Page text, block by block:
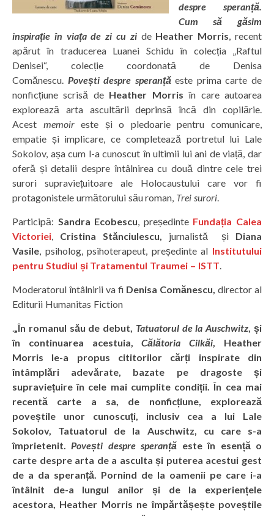
despre speranță.
Cum să găsim
inspirație în viața de zi cu zide Heather Morris, recent
apărut în traducerea Luanei Schidu în colecția „Raftul
Denisei“, colecție coordonată de Denisa
Comănescu. Povești despre speranțăeste prima carte de
nonficțiune scrisă deHeather Morris în care autoarea
explorează arta ascultării deprinsă încă din copilărie.
Acest memoireste și o pledoarie pentru comunicare,
empatie și implicare, ce completează portretul lui Lale
Sokolov, așa cum l-a cunoscut în ultimii lui ani de viață, dar
oferă și detalii despre întâlnirea cu două dintre cele trei
surori supraviețuitoare ale Holocaustului care vor fi
protagonistele următorului său roman, Trei surori.
Participă: Sandra Ecobescu, președinte Fundația Calea
Victoriei, Cristina Stănciulescu, jurnalistă și Diana
Vasile, psiholog, psihoterapeut, președinte al Institutului
pentru Studiul și Tratamentul Traumei – ISTT.
Moderatorul întâlnirii va fi Denisa Comănescu,director al
Editurii Humanitas Fiction
.„În romanul său de debut, Tatuatorul de la Auschwitz, și
în continuarea acestuia,Călătoria Cilkăi, Heather
Morris le-a propus cititorilor cărți inspirate din
întâmplări adevărate, bazate pe dragoste și
supraviețuire în cele mai cumplite condiții. În cea mai
recentă carte a sa, de nonficțiune, explorează
poveștile unor cunoscuți, inclusiv cea a lui Lale
Sokolov, Tatuatorul de la Auschwitz, cu care s-a
împrietenit.Povești despre speranță este în esență o
carte despre arta de a asculta și puterea acestui gest
de a da speranță. Pornind de la oamenii pe care i-a
întâlnit de-a lungul anilor și de la experiențele
acestora, Heather Morris ne împărtășește poveștile